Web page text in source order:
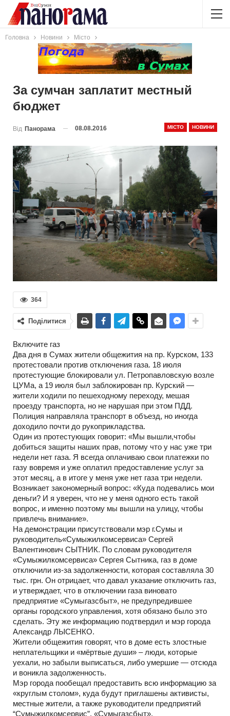
Головна Новини Місто
За сумчан заплатит местный
бюджет
МІСТО НОВИНИ
Від Панорама 08.08.2016
364
Поділитися
Включите газ
Два дня в Сумах жители общежития на пр. Курском, 133
протестовали против отключения газа. 18 июля
протестующие блокировали ул. Петропавловскую возле
ЦУМа, а 19 июля был заблокирован пр. Курский —
жители ходили по пешеходному переходу, мешая
проезду транспорта, но не нарушая при этом ПДД.
Полиция направляла транспорт в объезд, но иногда
доходило почти до рукоприкладства.
Один из протестующих говорит: «Мы вышли,чтобы
добиться защиты наших прав, потому что у нас уже три
недели нет газа. Я всегда оплачиваю свои платежки по
газу вовремя и уже оплатил предоставление услуг за
этот месяц, а в итоге у меня уже нет газа три недели.
Возникает закономерный вопрос: «Куда подевались мои
деньги? И я уверен, что не у меня одного есть такой
вопрос, и именно поэтому мы вышли на улицу, чтобы
привлечь внимание».
На демонстрации присутствовали мэр г.Сумы и
руководитель«Сумыжилкомсервиса» Сергей
Валентинович СЫТНИК. По словам руководителя
«Сумыжилкомсервиса» Сергея Сытника, газ в доме
отключили из-за задолженности, которая составляла 30
тыс. грн. Он отрицает, что давал указание отключить газ,
и утверждает, что в отключении газа виновато
предприятие «Сумыгазсбыт», не предупредившее
органы городского управления, хотя обязано было это
сделать. Эту же информацию подтвердил и мэр города
Александр ЛЫСЕНКО.
Жители общежития говорят, что в доме есть злостные
неплательщики и «мёртвые души» – люди, которые
уехали, но забыли выписаться, либо умершие — отсюда
и воникла задолженность.
Мэр города пообещал предоставить всю информацию за
«круглым столом», куда будут приглашены активисты,
местные жители, а также руководители предприятий
“Сумыжилкомсервис”, «Сумыгазсбыт»,